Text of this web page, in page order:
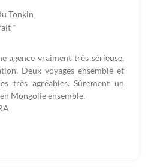
Tonkin
*
agence vraiment très sérieuse,
Deux voyages ensemble et
très agréables. Sûrement un
Mongolie ensemble.